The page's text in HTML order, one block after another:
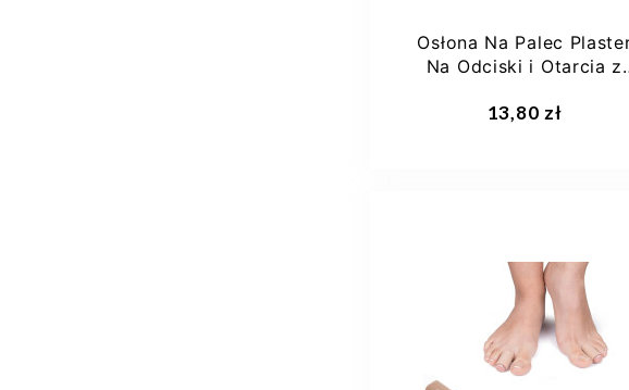
Osłona Na Palec
Na Odciski i Otarcia z
13,80 zł